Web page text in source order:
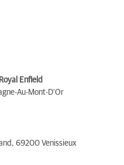
Enfield
Au-Mont-D'Or
69200 Venissieux